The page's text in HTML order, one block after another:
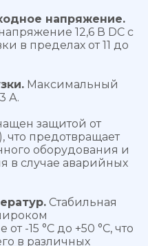
напряжение.
12,6 В DC с
в пределах от 11 до
Максимальный
А.
защитой от
что предотвращает
оборудования и
в случае аварийных
Стабильная
-15 °C до +50 °C, что
в различных